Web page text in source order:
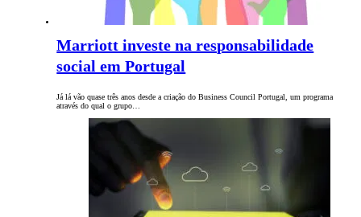
Marriott investe na responsabilidade
social em Portugal
Já lá vão quase três anos desde a criação do Business Council Portugal, um programa
através do qual o grupo…